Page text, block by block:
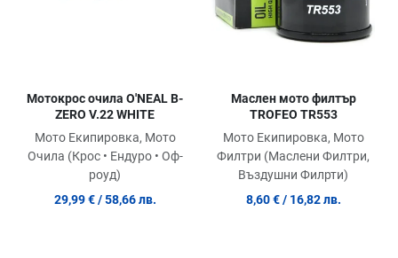
Мотокрос очила O'NEAL B-
ZERO V.22 WHITE
Мото Екипировка, Мото
Очила (Крос • Ендуро • Оф-
роуд)
29,99 € / 58,66 лв.
Маслен мото филтър
TROFEO TR553
Мото Екипировка, Мото
Филтри (Маслени Филтри,
Въздушни Филрти)
8,60 € / 16,82 лв.